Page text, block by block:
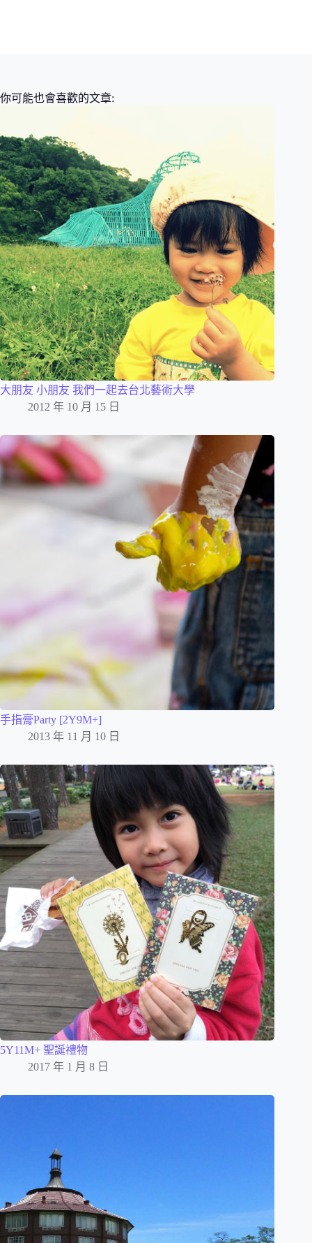
你可能也會喜歡的文章:
大朋友 小朋友 我們一起去台北藝術大學
2012 年 10 月 15 日
手指膏Party [2Y9M+]
2013 年 11 月 10 日
5Y11M+ 聖誕禮物
2017 年 1 月 8 日